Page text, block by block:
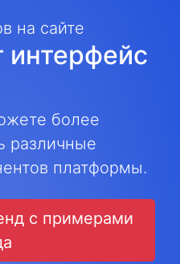
на сайте
интерфейс
более
различные
платформы.
с примерами